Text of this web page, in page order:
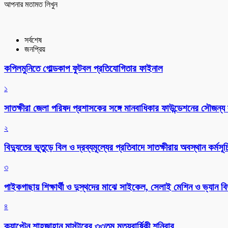
আপনার মতামত লিখুন
সর্বশেষ
জনপ্রিয়
কপিলমুনিতে গোল্ডকাপ ফুটবল প্রতিযোগিতার ফাইনাল
১
সাতক্ষীরা জেলা পরিষদ প্রশাসকের সঙ্গে মানবাধিকার ফাউন্ডেশনের সৌজন্য
২
বিদ্যুতের ভূতুড়ে বিল ও দ্রব্যমূল্যের প্রতিবাদে সাতক্ষীরায় অবস্থান
৩
পাইকগাছায় শিক্ষার্থী ও দুস্থদের মাঝে সাইকেল, সেলাই মেশিন ও ভ্যান
৪